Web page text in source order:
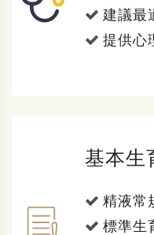
建議最
提供心
基本生
精液常
標準生